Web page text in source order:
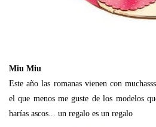
Miu Miu
Este año las romanas vienen con
el que menos me guste de los modelos
harías ascos... un regalo es un regalo